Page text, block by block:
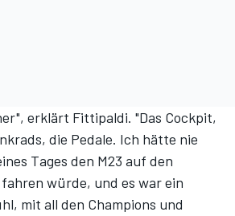
erklärt Fittipaldi. "Das Cockpit,
die Pedale. Ich hätte nie
Tages den M23 auf den
würde, und es war ein
mit all den Champions und